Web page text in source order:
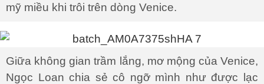
mỹ miều khi trôi trên dòng Venice.
Giữa không gian trầm lắng, mơ mộng của Venice,
Ngọc Loan chia sẻ cô ngỡ mình như được lạc